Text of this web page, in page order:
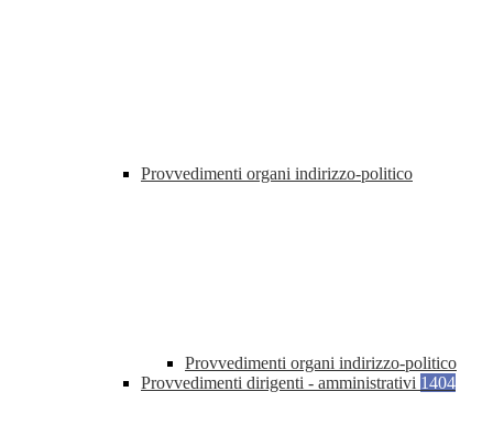
Provvedimenti organi indirizzo-politico
Provvedimenti organi indirizzo-politico
Provvedimenti dirigenti - amministrativi 1404